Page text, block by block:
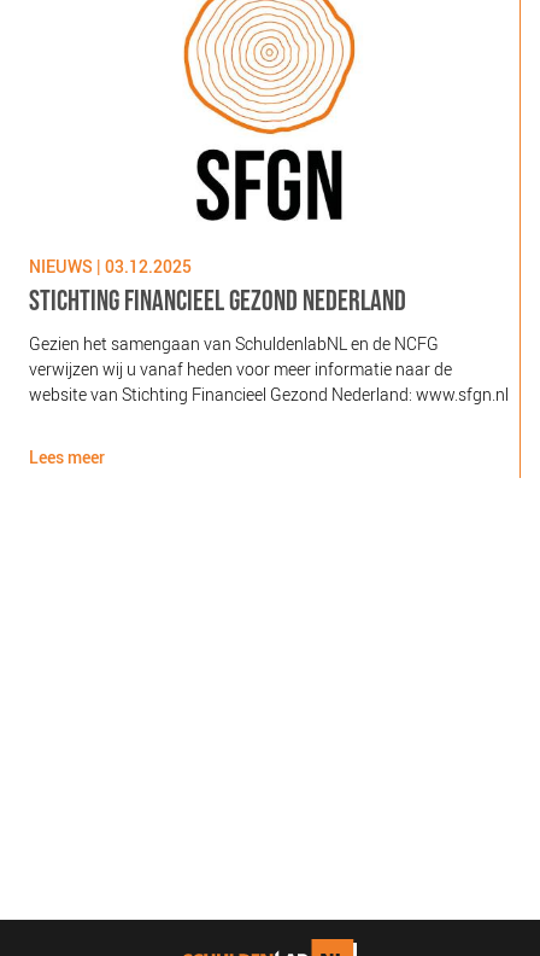
NIEUWS | 03.12.2025
STICHTING FINANCIEEL GEZOND NEDERLAND
Gezien het samengaan van SchuldenlabNL en de NCFG
verwijzen wij u vanaf heden voor meer informatie naar de
website van Stichting Financieel Gezond Nederland: www.sfgn.nl
Lees meer